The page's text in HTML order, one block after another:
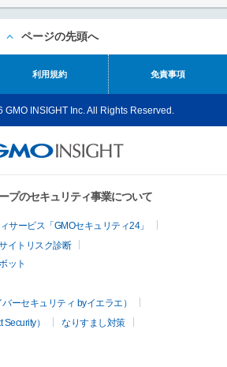
ページの先頭へ
利用規約 免責事項
INSIGHT Inc. All Rights Reserved.
プのセキュリティ事業について
サービス「GMOセキュリティ24」
イトリスク診断
ット
ーセキュリティ byイエラエ）
）
なりすまし対策